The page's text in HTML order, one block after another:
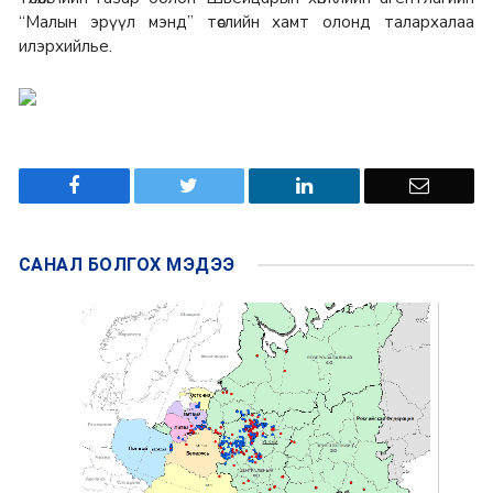
“Малын эрүүл мэнд” төслийн хамт олонд талархалаа
илэрхийлье.
САНАЛ БОЛГОХ МЭДЭЭ